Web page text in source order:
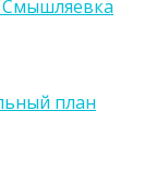
Смышляевка
план